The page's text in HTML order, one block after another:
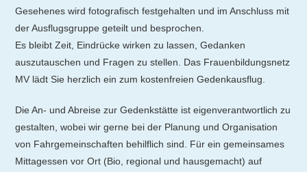
Gesehenes wird fotografisch festgehalten und im Anschluss mit
der Ausflugsgruppe geteilt und besprochen.
Es bleibt Zeit, Eindrücke wirken zu lassen, Gedanken
auszutauschen und Fragen zu stellen. Das Frauenbildungsnetz
MV lädt Sie herzlich ein zum kostenfreien Gedenkausflug.
Die An- und Abreise zur Gedenkstätte ist eigenverantwortlich zu
gestalten, wobei wir gerne bei der Planung und Organisation
von Fahrgemeinschaften behilflich sind. Für ein gemeinsames
Mittagessen vor Ort (Bio, regional und hausgemacht) auf